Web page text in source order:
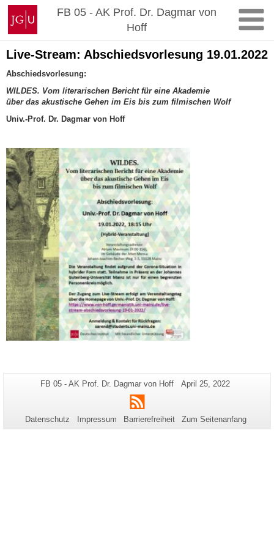
Zum
Inhalt
springen
Johannes
Gutenberg-
Universität
Mainz
FB 05 - AK Prof. Dr. Dagmar von
Hoff
Live-Stream: Abschiedsvorlesung 19.01.2022
Abschiedsvorlesung:
WILDES. Vom literarischen Bericht für eine Akademie
über das akustische Gehen im Eis bis zum filmischen Wolf
Univ.-Prof. Dr. Dagmar von Hoff
Zusätzliche
Informationen
zu
dieser
Seiten-
FB 05 - AK Prof. Dr. Dagmar von Hoff
Letzte
April 25, 2022
RSS
Datenschutz Impressum Barrierefreiheit Zum Seitenanfang